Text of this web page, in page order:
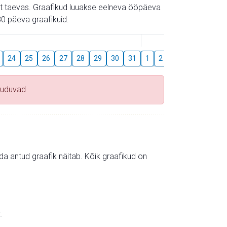
taevas. Graafikud luuakse eelneva ööpäeva
päeva graafikuid.
24 25 26 27 28 29 30 31 1 2
antud graafik näitab. Kõik graafikud on